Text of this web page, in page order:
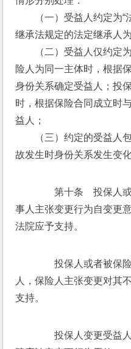
（一）受益人约定为“法
继承法规定的法定继承人
（二）受益人仅约定为
险人为同一主体时，根据
身份关系确定受益人；投
时，根据保险合同成立时
益人；
（三）约定的受益人包
故发生时身份关系发生变
第十条　投保人或
事人主张变更行为自变更
法院应予支持。
投保人或者被保险
人，保险人主张变更对其
支持。
投保人变更受益人